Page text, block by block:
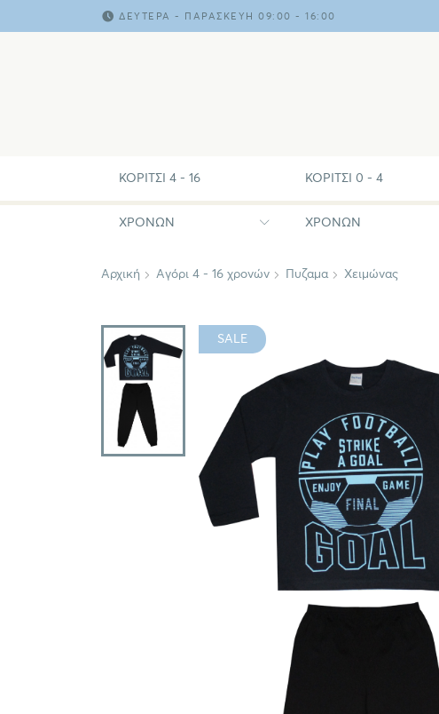
ΔΕΥΤΈΡΑ - ΠΑΡΑΣΚΕΥΉ 09:00 - 16:00
ΚΟΡΊΤΣΙ 4 - 16
ΧΡΟΝΏΝ
ΚΟΡΊΤΣΙ 0 - 4
ΧΡΟΝΏΝ
Αρχική Αγόρι 4 - 16 χρονών Πυζαμα Χειμώνας
SALE